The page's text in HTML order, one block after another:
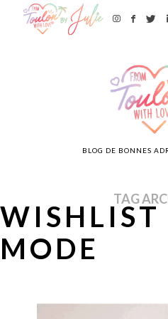
BLOG DE BONNES
TAG
WISHLIST
MODE